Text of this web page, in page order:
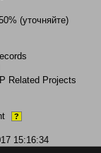
(уточняйте)
Related Projects
?
15:16:34